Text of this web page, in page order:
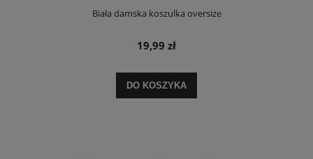
Biała damska koszulka oversize
19,99 zł
DO KOSZYKA